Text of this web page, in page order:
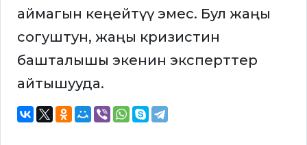
аймагын кеңейтүү эмес. Бул жаңы
согуштун, жаңы кризистин
башталышы экенин эксперттер
айтышууда.